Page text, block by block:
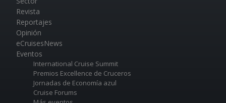
Revista
Reportajes
Opinión
eCruisesNews
Eventos
International Cruise Summit
Premios Excellence de Cruceros
Jornadas de Economía azul
Cruise Forums